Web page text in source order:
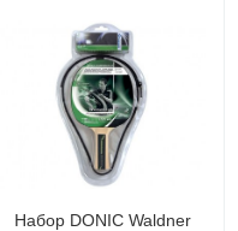
Набор DONIC Waldner